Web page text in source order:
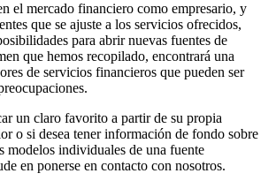
el mercado financiero como empresario, y
que se ajuste a los servicios ofrecidos,
para abrir nuevas fuentes de
que hemos recopilado, encontrará una
de servicios financieros que pueden ser
un claro favorito a partir de su propia
o si desea tener información de fondo sobre
modelos individuales de una fuente
en ponerse en contacto con nosotros.